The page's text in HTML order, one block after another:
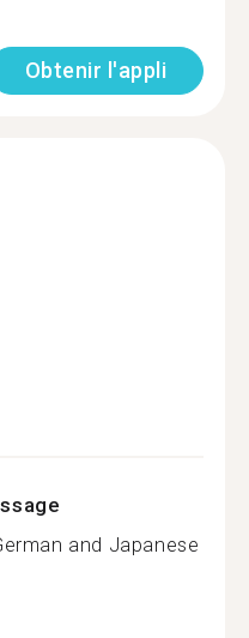
Obtenir l'appli
and Japanese